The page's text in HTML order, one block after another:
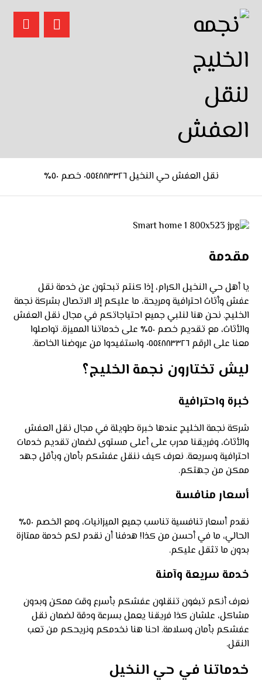
نقل العفش حي النخيل ٠٥٥٤٨٨٣٣٢٦ خصم ٥٠٪
مقدمة
يا أهل حي النخيل الكرام، إذا كنتم تبحثون عن خدمة نقل
عفش وأثاث احترافية ومريحة، ما عليكم إلا الاتصال بشركة نجمة
الخليج. نحن هنا لنلبي جميع احتياجاتكم في مجال نقل العفش
والأثاث، مع تقديم خصم ٥٠٪ على خدماتنا المميزة. تواصلوا
معنا على الرقم ٠٥٥٤٨٨٣٣٢٦ واستفيدوا من عروضنا الخاصة.
ليش تختارون نجمة الخليج؟
خبرة واحترافية
شركة نجمة الخليج عندها خبرة طويلة في مجال نقل العفش
والأثاث، وفريقنا مدرب على أعلى مستوى لضمان تقديم خدمات
احترافية وسريعة. نعرف كيف ننقل عفشكم بأمان وبأقل جهد
ممكن من جهتكم.
أسعار منافسة
نقدم أسعار تنافسية تناسب جميع الميزانيات، ومع الخصم ٥٠٪
الحالي، ما في أحسن من كذا! هدفنا أن نقدم لكم خدمة ممتازة
بدون ما تثقل عليكم.
خدمة سريعة وآمنة
نعرف أنكم تبغون تنقلون عفشكم بأسرع وقت ممكن وبدون
مشاكل، علشان كذا فريقنا يعمل بسرعة ودقة لضمان نقل
عفشكم بأمان وسلامة. احنا هنا نخدمكم ونريحكم من تعب
النقل.
خدماتنا في حي النخيل